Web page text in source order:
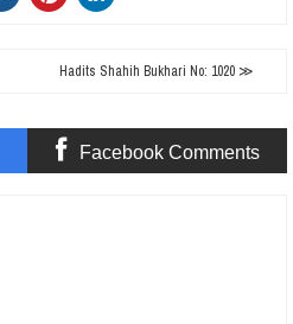
Hadits Shahih Bukhari No: 1020 ≫
Facebook Comments